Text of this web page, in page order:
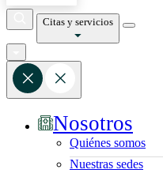
Citas y servicios
Nosotros
Quiénes somos
Nuestras sedes